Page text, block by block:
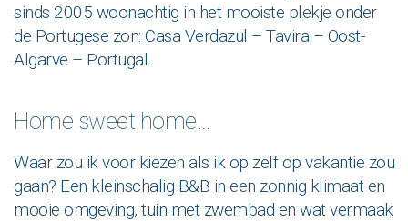
sinds 2005 woonachtig in het mooiste plekje onder
de Portugese zon: Casa Verdazul – Tavira – Oost-
Algarve – Portugal.
Home sweet home…
Waar zou ik voor kiezen als ik op zelf op vakantie zou
gaan? Een kleinschalig B&B in een zonnig klimaat en
mooie omgeving, tuin met zwembad en wat vermaak